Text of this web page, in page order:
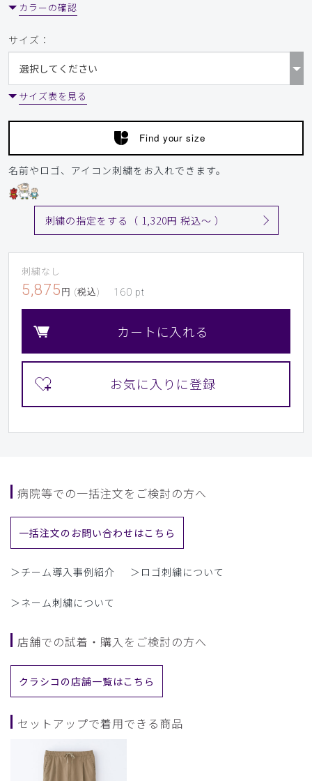
カラーの確認
サイズ：
サイズ表を見る
Find your size
名前やロゴ、アイコン刺繍をお入れできます。
刺繍の指定をする（ 1,320円 税込〜 ）
刺繍なし
5,875 円 (税込) 160 pt
カートに入れる
病院等での一括注文をご検討の方へ
一括注文のお問い合わせはこちら
＞チーム導入事例紹介 ＞ロゴ刺繍について
＞ネーム刺繍について
店舗での試着・購入をご検討の方へ
クラシコの店舗一覧はこちら
セットアップで着用できる商品